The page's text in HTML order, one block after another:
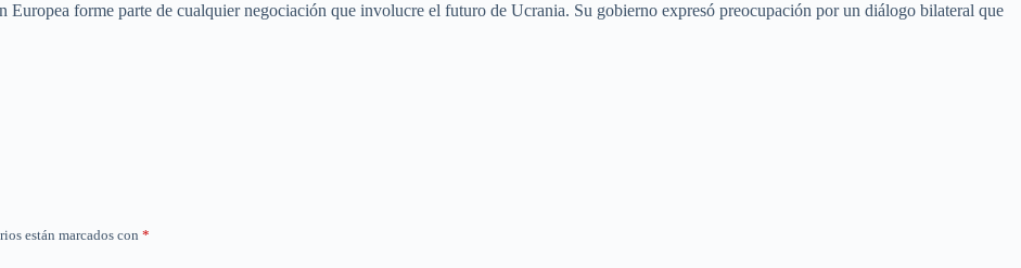
forme parte de cualquier negociación que involucre el futuro de Ucrania. Su gobierno expresó preocupación por un diálogo bilateral que
están marcados con *